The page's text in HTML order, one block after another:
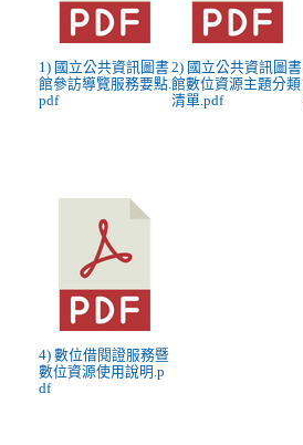
1) 國立公共資訊圖書
館參訪導覽服務要點.
pdf
2) 國立公共資訊圖書
館數位資源主題分類
清單.pdf
4) 數位借閱證服務暨
數位資源使用說明.p
df